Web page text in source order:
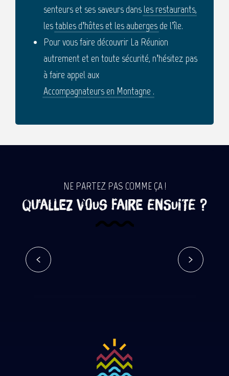
senteurs et ses saveurs dans les restaurants,
lestables d’hôtes et les auberges de l’île.
Pour vous faire découvrir La Réunion
autrement et en toute sécurité, n’hésitez pas
à faire appel aux
Accompagnateurs en Montagne .
NE PARTEZ PAS COMME ÇA !
Qu'allez vous faire ensuite ?